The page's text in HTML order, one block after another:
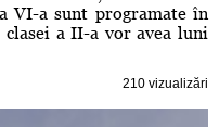
VI-a sunt programate în
a II-a vor avea luni
210 vizualizări